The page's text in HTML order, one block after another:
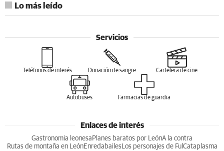
Lo más leído
Servicios
Teléfonos de interés Donación de sangre Cartelera de cine
Autobuses Farmacias de guardia
Enlaces de interés
Gastronomia leonesa Planes baratos por LeónA la contra
Rutas de montaña en LeónEnredabailesLos personajes de Ful Cataplasma